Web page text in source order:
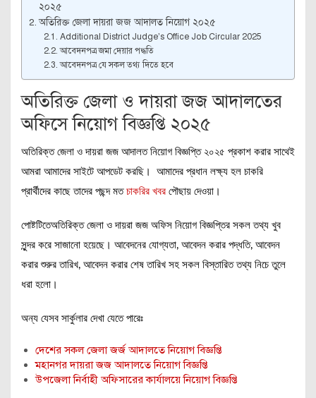
২০২৫
অতিরিক্ত জেলা দায়রা জজ আদালত নিয়োগ ২০২৫
Additional District Judge’s Office Job Circular 2025
আবেদনপত্র জমা দেয়ার পদ্ধতি
আবেদনপত্র যে সকল তথ্য দিতে হবে
অতিরিক্ত জেলা ও দায়রা জজ আদালতের
অফিসে নিয়োগ বিজ্ঞপ্তি ২০২৫
অতিরিক্ত জেলা ও দায়রা জজ আদালত নিয়োগ বিজ্ঞপ্তি ২০২৫ প্রকাশ করার সাথেই
আমরা আমাদের সাইটে আপডেট করছি। আমাদের প্রধান লক্ষ্য হল চাকরি
প্রার্থীদের কাছে তাদের পছন্দ মত চাকরির খবর পৌছায় দেওয়া।
পোষ্টটিতেঅতিরিক্ত জেলা ও দায়রা জজ অফিস নিয়োগ বিজ্ঞপ্তির সকল তথ্য খুব
সুন্দর করে সাজানো হয়েছে। আবেদনের যোগ্যতা, আবেদন করার পদ্ধতি, আবেদন
করার শুরুর তারিখ, আবেদন করার শেষ তারিখ সহ সকল বিস্তারিত তথ্য নিচে তুলে
ধরা হলো।
অন্য যেসব সার্কুলার দেখা যেতে পারেঃ
দেশের সকল জেলা জর্জ আদালতে নিয়োগ বিজ্ঞপ্তি
মহানগর দায়রা জজ আদালতে নিয়োগ বিজ্ঞপ্তি
উপজেলা নির্বাহী অফিসারের কার্যালয়ে নিয়োগ বিজ্ঞপ্তি